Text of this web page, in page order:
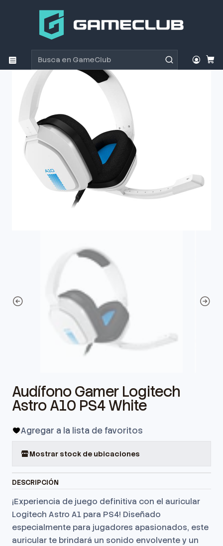
Productos
Audífono Gamer Logitech Astro A10 PS4 White
Audífono Gamer Logitech
Astro A10 PS4 White
Agregar a la lista de favoritos
Mostrar stock de ubicaciones
DESCRIPCIÓN
¡Experiencia de juego definitiva con el auricular
Logitech Astro A1 para PS4! Diseñado
especialmente para jugadores apasionados, este
auricular te brindará un sonido envolvente y un